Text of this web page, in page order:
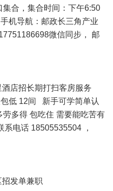
合，集合时间：下午6:50
机导航：邮政长三角产业
微信同步， 邮
店招长期打扫客房服务
低 12间 新手可学简单认
多得 包吃住 需要能吃苦有
电话 18505535504 ，
发单兼职